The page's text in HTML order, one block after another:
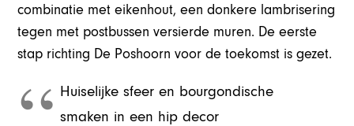
combinatie met eikenhout, een donkere lambrisering
tegen met postbussen versierde muren. De eerste
stap richting De Poshoorn voor de toekomst is gezet.
Huiselijke sfeer en bourgondische
smaken in een hip decor